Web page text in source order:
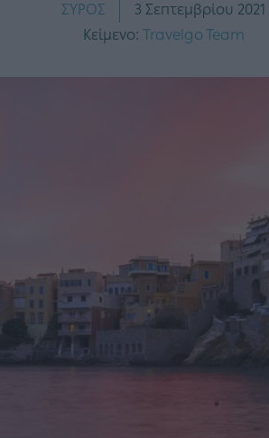
ΣΥΡΟΣ
3 Σεπτεμβρίου 2021
Κείμενο: Travelgo Team